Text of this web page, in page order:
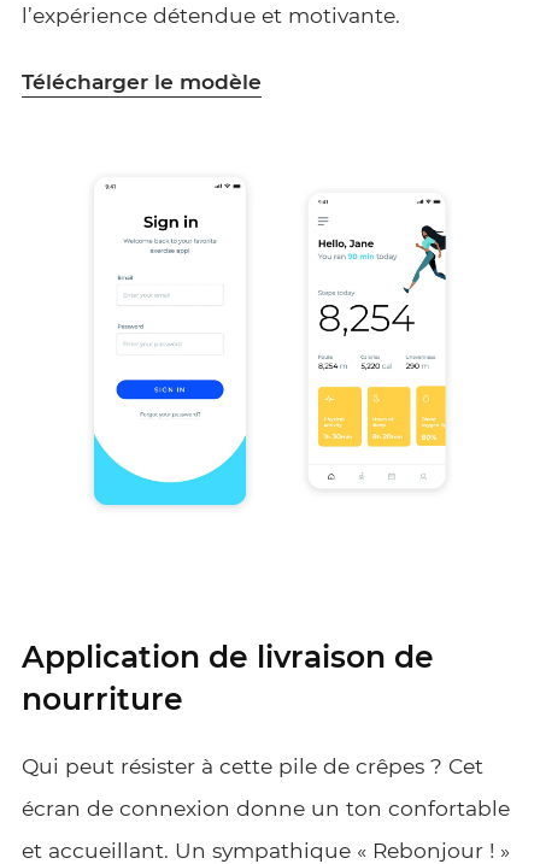
l’expérience détendue et motivante.
Télécharger le modèle
Application de livraison de
nourriture
Qui peut résister à cette pile de crêpes ? Cet
écran de connexion donne un ton confortable
et accueillant. Un sympathique « Rebonjour ! »